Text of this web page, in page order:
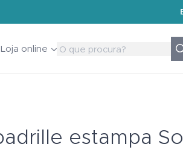
Loja online
estampa